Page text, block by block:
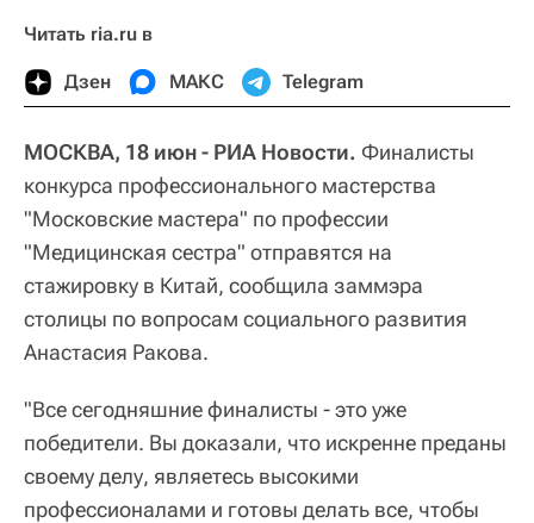
Читать ria.ru в
Дзен МАКС Telegram
МОСКВА, 18 июн - РИА Новости. Финалисты
конкурса профессионального мастерства
"Московские мастера" по профессии
"Медицинская сестра" отправятся на
стажировку в Китай, сообщила заммэра
столицы по вопросам социального развития
Анастасия Ракова.
"Все сегодняшние финалисты - это уже
победители. Вы доказали, что искренне преданы
своему делу, являетесь высокими
профессионалами и готовы делать все, чтобы